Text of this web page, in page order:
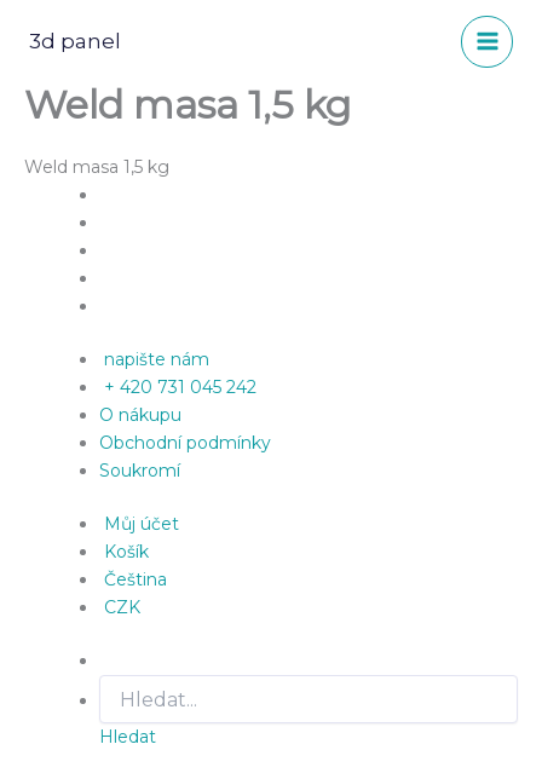
3d panel
Weld masa 1,5 kg
Weld masa 1,5 kg
napište nám
+ 420 731 045 242
O nákupu
Obchodní podmínky
Soukromí
Můj účet
Košík
Čeština
CZK
Hledat